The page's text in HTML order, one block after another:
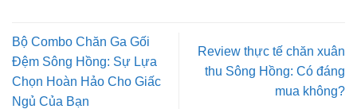
Bộ Combo Chăn Ga Gối
Đệm Sông Hồng: Sự Lựa
Chọn Hoàn Hảo Cho Giấc
Ngủ Của Bạn
Review thực tế chăn xuân
thu Sông Hồng: Có đáng
mua không?